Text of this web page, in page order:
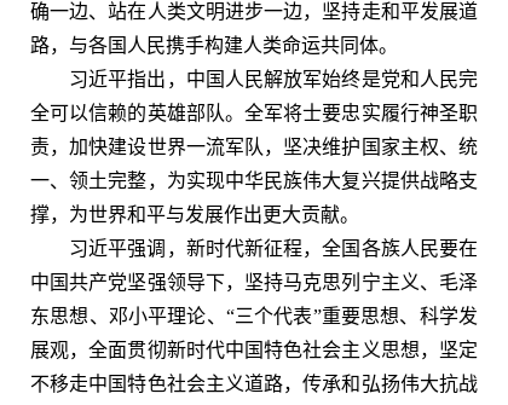
确一边、站在人类文明进步一边，坚持走和平发展道
路，与各国人民携手构建人类命运共同体。
习近平指出，中国人民解放军始终是党和人民完
全可以信赖的英雄部队。全军将士要忠实履行神圣职
责，加快建设世界一流军队，坚决维护国家主权、统
一、领土完整，为实现中华民族伟大复兴提供战略支
撑，为世界和平与发展作出更大贡献。
习近平强调，新时代新征程，全国各族人民要在
中国共产党坚强领导下，坚持马克思列宁主义、毛泽
东思想、邓小平理论、“三个代表”重要思想、科学发
展观，全面贯彻新时代中国特色社会主义思想，坚定
不移走中国特色社会主义道路，传承和弘扬伟大抗战